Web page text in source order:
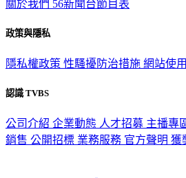
關於我們 56新聞台節目表
政策與隱私
隱私權政策 性騷擾防治措施 網站使
認識 TVBS
公司介紹 企業動態 人才招募 主播專
銷售 公開招標 業務服務 官方聲明 獲